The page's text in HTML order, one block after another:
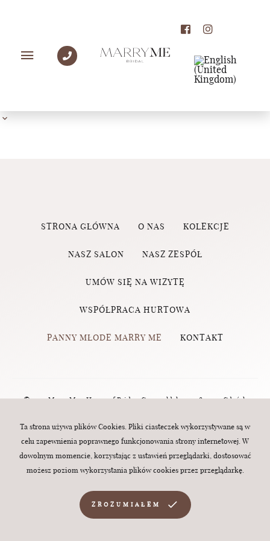
PANNY MŁODE MARRY
STRONA GŁÓWNA O NAS KOLEKCJE
NASZ SALON NASZ ZESPÓŁ
UMÓW SIĘ NA WIZYTĘ
WSPÓŁPRACA HURTOWA
PANNY MŁODE MARRY ME KONTAKT
© 2023 Marry Me - House of Brides, Grunwaldzka 124, 80-244 Gdańsk
570 760 320 | e-mail: biuro@marry-me.com.pl
reserved. Webdesign:MINT
Ta strona używa plików Cookies. Pliki ciasteczek wykorzystywane są w
celu zapewnienia poprawnego funkcjonowania strony internetowej. W
dowolnym momencie, korzystając z ustawień przeglądarki, dostosować
możesz poziom wykorzystania plików cookies przez przeglądarkę.
ZROZUMIAŁEM